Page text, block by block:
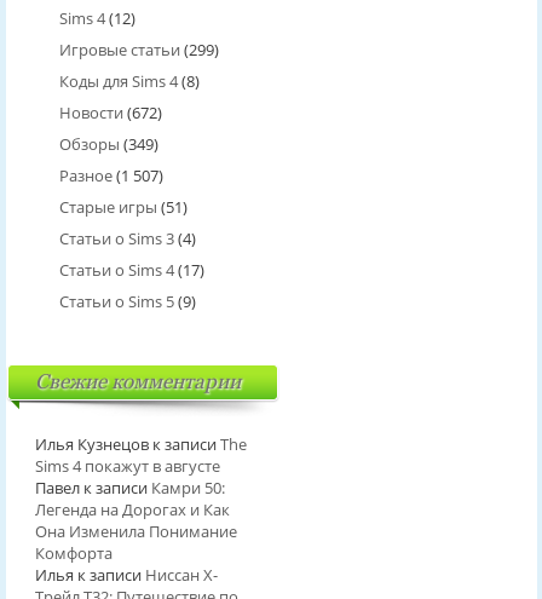
Sims 4(12)
Игровые статьи (299)
Коды для Sims 4(8)
Новости (672)
Обзоры (349)
Разное(1 507)
Старые игры (51)
Статьи о Sims 3(4)
Статьи о Sims 4(17)
Статьи о Sims 5(9)
Свежие комментарии
Илья Кузнецовк записиThe
Sims 4 покажут в августе
Павелк записи Камри 50:
Легенда на Дорогах и Как
Она Изменила Понимание
Комфорта
Илья к записи Ниссан Х-